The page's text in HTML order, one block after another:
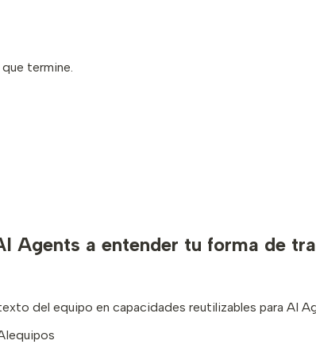
termine.
Agents a entender tu forma de
del equipo en capacidades reutilizables para AI
equipos